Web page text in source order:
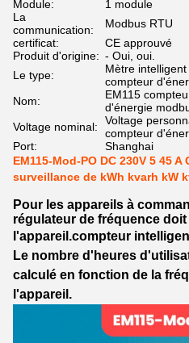
Module:
1 module
La
communication:
Modbus RTU
certificat:
CE approuvé
Produit d'origine: - Oui, oui.
Le type:
Mètre
compteur
Nom:
EM115
d'énergie
Voltage nominal:
Voltage
compteur
Port:
Shanghai
EM115-Mod-PO DC 230V 5 45
surveillance de kWh kvarh kW
Pour les appareils à
régulateur de fréquence
l'appareil.compteur
Le nombre d'heures
calculé en fonction de la
l'appareil.